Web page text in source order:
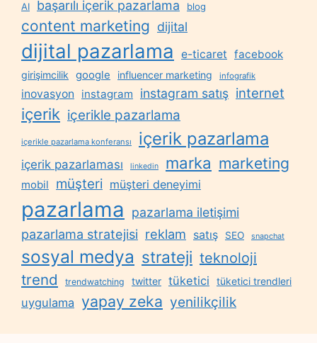
AI başarılı içerik pazarlama blog
content marketing dijital
dijital pazarlama e-ticaret facebook
girişimcilik google influencer marketing infografik
inovasyon instagram instagram satış internet
içerik içerikle pazarlama
içerikle pazarlama konferansı içerik pazarlama
içerik pazarlaması linkedin marka marketing
mobil müşteri müşteri deneyimi
pazarlama
pazarlama iletişimi
pazarlama stratejisi reklam satış SEO snapchat
sosyal medya strateji teknoloji
trend trendwatching twitter tüketici tüketici trendleri
uygulama yapay zeka yenilikçilik